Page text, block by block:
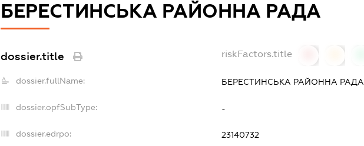
БЕРЕСТИНСЬКА РАЙОННА РАДА
dossier.title riskFactors.title
dossier.fullName: БЕРЕСТИНСЬКА РАЙОННА РАДА
dossier.opfSubType: -
dossier.edrpo: 23140732